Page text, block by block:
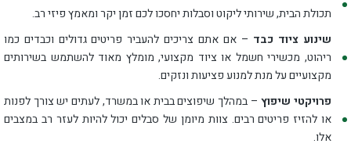
תכולת הבית, שירותי ליקוט וסבלות יחסכו לכם זמן יקר ומאמץ פיזי רב.
שינוע ציוד כבד – אם אתם צריכים להעביר פריטים גדולים וכבדים כמו
ריהוט, מכשירי חשמל או ציוד מקצועי, מומלץ מאוד להשתמש בשירותים
מקצועיים על מנת למנוע פציעות ונזקים.
פרויקטי שיפוץ– במהלך שיפוצים בבית או במשרד, לעתים יש צורך לפנות
או להזיז פריטים רבים. צוות מיומן של סבלים יכול להיות לעזר רב במצבים
אלו.